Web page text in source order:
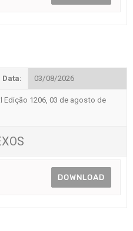
Data: 03/08/2026
Edição 1206, 03 de agosto de
DOWNLOAD